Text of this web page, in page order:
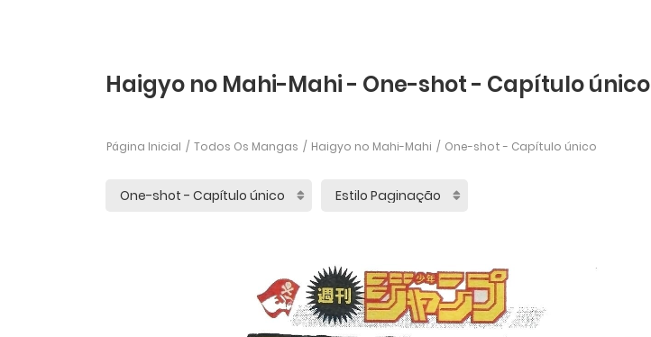
Haigyo no Mahi-Mahi - One-shot - Capítulo único
Página Inicial Todos Os Mangas Haigyo no Mahi-Mahi One-shot - Capítulo único